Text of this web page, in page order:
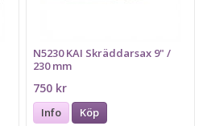
N5230 KAI Skräddarsax 9" /
230 mm
750 kr
Info Köp